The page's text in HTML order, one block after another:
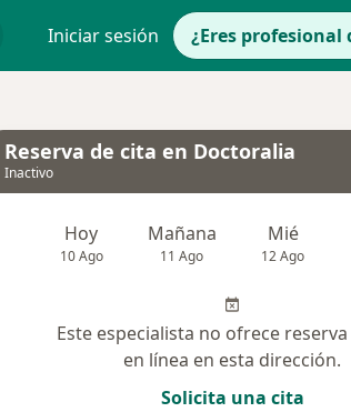
Iniciar sesión ¿Eres profesional
Reserva de cita en Doctoralia
Inactivo
Hoy
10 Ago
Mañana
11 Ago
Mié
12 Ago
Este especialista no ofrece
en línea en esta dirección.
Solicita una cita